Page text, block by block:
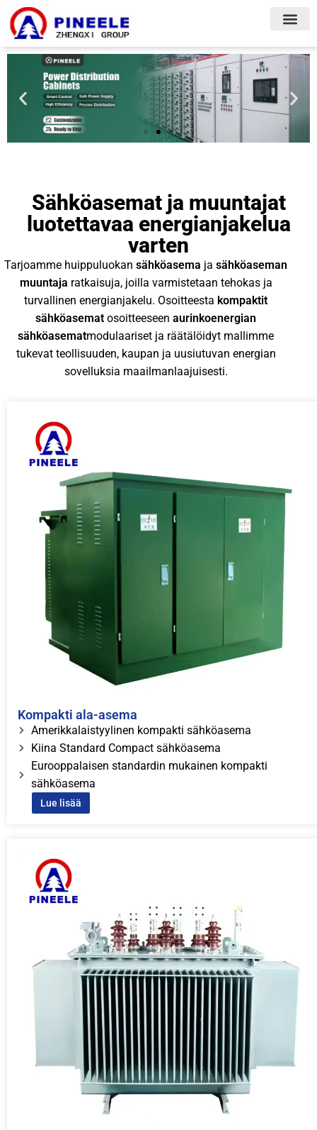
Sähköasemat ja muuntajat
luotettavaa energianjakelua
varten
Tarjoamme huippuluokansähköasema jasähköaseman
muuntaja ratkaisuja, joilla varmistetaan tehokas ja
turvallinen energianjakelu. Osoitteesta kompaktit
sähköasemat osoitteeseenaurinkoenergian
sähköasematmodulaariset ja räätälöidyt mallimme
tukevat teollisuuden, kaupan ja uusiutuvan energian
sovelluksia maailmanlaajuisesti.
Kompakti ala-asema
Amerikkalaistyylinen kompakti sähköasema
Kiina Standard Compact sähköasema
Eurooppalaisen standardin mukainen kompakti
sähköasema
Lue lisää